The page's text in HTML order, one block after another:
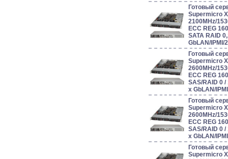
Готовый
Supermicro
2100MHz/
ECC REG
SATA RAID
GbLAN/IPMI/
Готовый
Supermicro
2600MHz/
ECC REG
SAS/RAID 0 /
x GbLAN/
Готовый
Supermicro
2600MHz/
ECC REG
SAS/RAID 0 /
x GbLAN/
Готовый
Supermicro